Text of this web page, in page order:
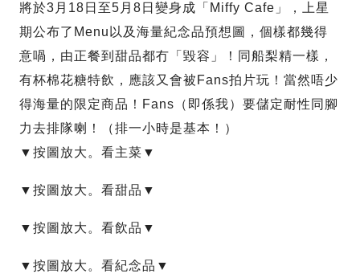
將於3月18日至5月8日變身成「Miffy Cafe」，上星
期公布了Menu以及海量紀念品預想圖，個樣都幾得
意喎，由正餐到甜品都冇「毀容」！同船梨精一樣，
有杯棉花糖特飲，應該又會被Fans拍片玩！當然唔少
得海量的限定商品！Fans（即係我）要儲定耐性同腳
力去排隊喇！（排一小時是基本！）
▼按圖放大。看主菜▼
▼按圖放大。看甜品▼
▼按圖放大。看飲品▼
▼按圖放大。看紀念品▼